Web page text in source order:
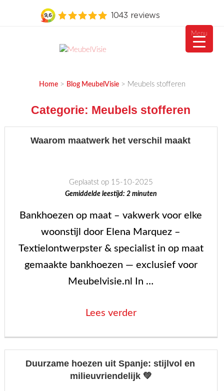
Home> Blog MeubelVisie> Meubels stofferen
Categorie: Meubels stofferen
Waarom maatwerk het verschil maakt
Geplaatst op 15-10-2025
Gemiddelde leestijd: 2 minuten
Bankhoezen op maat – vakwerk voor elke
woonstijl door Elena Marquez –
Textielontwerpster & specialist in op maat
gemaakte bankhoezen — exclusief voor
Meubelvisie.nl In …
Lees verder“Waarom
verschil
maakt”
Duurzame hoezen uit Spanje: stijlvol en
milieuvriendelijk 💚
Menu